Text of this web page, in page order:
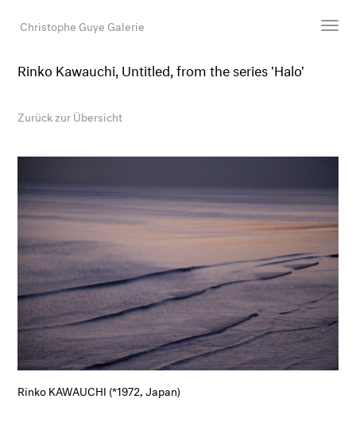
Christophe Guye Galerie
Newsroom
Galerie
Suche
E-Mail
EN
Rinko Kawauchi, Untitled, from the series 'Halo'
Zurück zur Übersicht
Rinko KAWAUCHI (*1972, Japan)